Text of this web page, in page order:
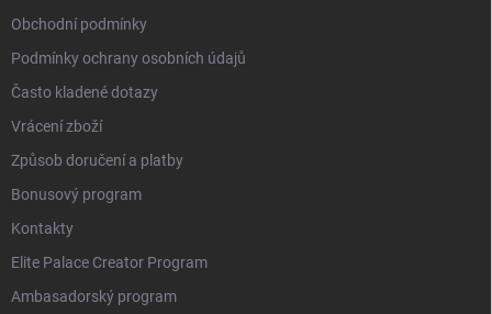
Obchodní podmínky
Podmínky ochrany osobních údajů
Často kladené dotazy
Vrácení zboží
Způsob doručení a platby
Bonusový program
Kontakty
Elite Palace Creator Program
Ambasadorský program